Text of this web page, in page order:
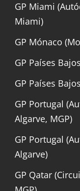
GP Miami
Miami)
GP Mónaco
GP Países
GP Países
GP Portugal
Algarve, MGP)
GP Portugal
Algarve)
GP Qatar